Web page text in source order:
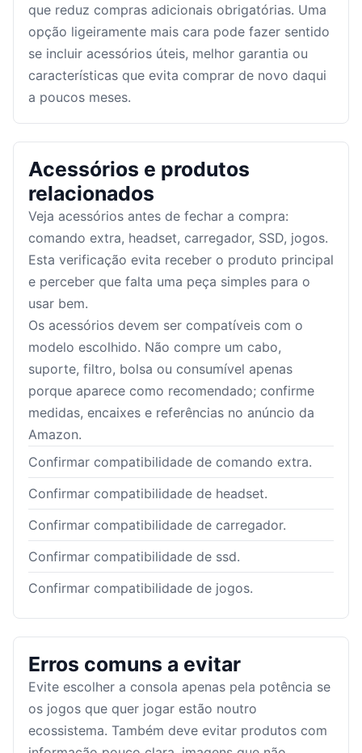
que reduz compras adicionais obrigatórias. Uma
opção ligeiramente mais cara pode fazer sentido
se incluir acessórios úteis, melhor garantia ou
características que evita comprar de novo daqui
a poucos meses.
Acessórios e produtos
relacionados
Veja acessórios antes de fechar a compra:
comando extra, headset, carregador, SSD, jogos.
Esta verificação evita receber o produto principal
e perceber que falta uma peça simples para o
usar bem.
Os acessórios devem ser compatíveis com o
modelo escolhido. Não compre um cabo,
suporte, filtro, bolsa ou consumível apenas
porque aparece como recomendado; confirme
medidas, encaixes e referências no anúncio da
Amazon.
Confirmar compatibilidade de comando extra.
Confirmar compatibilidade de headset.
Confirmar compatibilidade de carregador.
Confirmar compatibilidade de ssd.
Confirmar compatibilidade de jogos.
Erros comuns a evitar
Evite escolher a consola apenas pela potência se
os jogos que quer jogar estão noutro
ecossistema. Também deve evitar produtos com